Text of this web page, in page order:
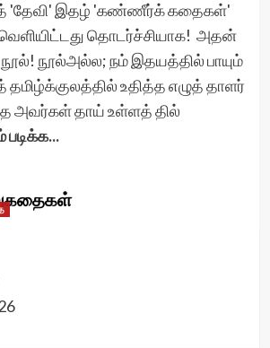
'தேவி' இதழ் 'கண்ணீர்க் கதைகள்'
தொடர்ச்சியாக! அதன்
நூல்அல்ல; நம் இதயத்தில் பாயும்
உதித்த எழுத் தாளர்
அவர்கள் தாய் உள்ளத் தில்
படிக்க...